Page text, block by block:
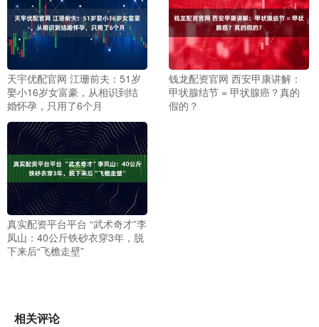
天宇优配官网 江珊前夫：51岁
娶小16岁女富豪，从相识到结
婚怀孕，只用了6个月
钱龙配资官网 西安甲康讲解：
甲状腺结节 = 甲状腺癌？真的
假的？
真实配资平台平台 “武术奇才”李
凤山：40公斤铁砂衣穿3年，脱
下来后“飞檐走壁”
相关评论